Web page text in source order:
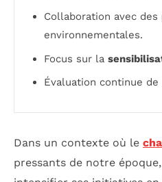
Collaboration avec des
environnementales.
Focus sur la
Évaluation continue
Dans un contexte où le
pressants de notre